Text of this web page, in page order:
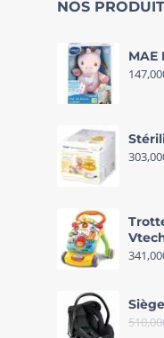
NOS
MAE